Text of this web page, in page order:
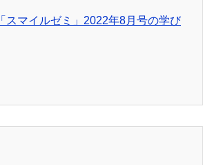
「スマイルゼミ」2022年8月号の学び